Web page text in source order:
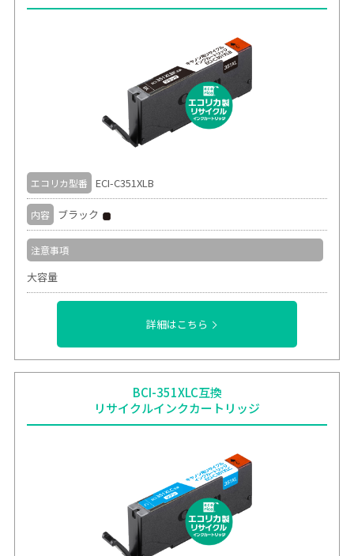
エコリカ型番 ECI-C351XLB
内容 ブラック
注意事項
大容量
詳細はこちら
BCI-351XLC互換
リサイクルインクカートリッジ